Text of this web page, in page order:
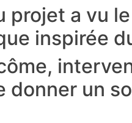
projet a vu
inspirée
donner un